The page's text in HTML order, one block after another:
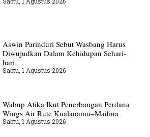
Aswin Parinduri Sebut Wasbang Harus
Diwujudkan Dalam Kehidupan Sehari-
hari
Sabtu, 1 Agustus 2026
Wabup Atika Ikut Penerbangan Perdana
Wings Air Rute Kualanamu–Madina
Sabtu, 1 Agustus 2026